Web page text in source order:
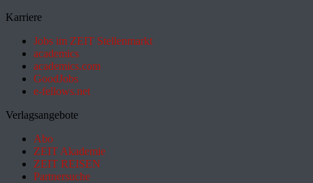
Karriere
Jobs im ZEIT Stellenmarkt
academics
academics.com
GoodJobs
e-fellows.net
Verlagsangebote
Abo
ZEIT Akademie
ZEIT REISEN
Partnersuche